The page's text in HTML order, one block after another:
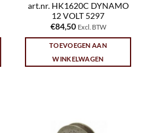
art.nr. HK1620C DYNAMO
12 VOLT 5297
€84,50 Excl. BTW
TOEVOEGEN AAN
WINKELWAGEN